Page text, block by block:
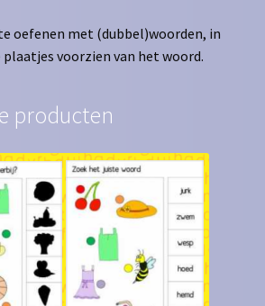
oefenen met (dubbel)woorden, in
voorzien van het woord.
producten